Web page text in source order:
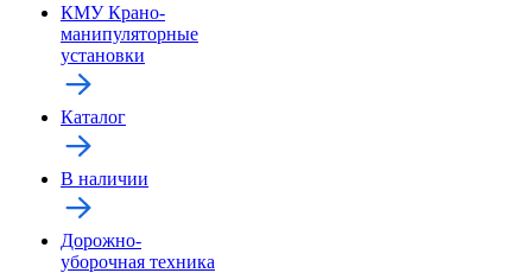
КМУ Крано-
манипуляторные
установки
Каталог
В наличии
Дорожно-
уборочная техника